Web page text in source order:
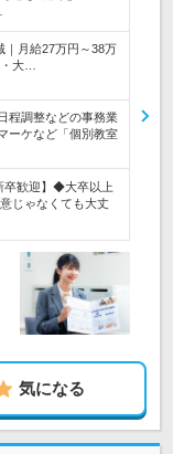
｜月給27万円～38万
大…
程調整などの事務業
ーケなど「個別教室
卒歓迎】◆大卒以上
じゃなくても大丈
気になる